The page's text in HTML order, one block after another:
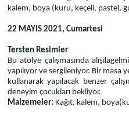
kalem, boya (kuru, keçeli, pastel,
22 MAYIS 2021, Cumartesi
Tersten Resimler
Bu atölye çalışmasında
yapılıyor ve sergileniyor. Bir masa
kullanarak yapılacak benzer
deneyim çocukları bekliyor.
Malzemeler: Kağıt, kalem,